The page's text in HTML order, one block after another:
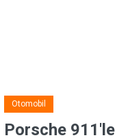
Otomobil
Porsche